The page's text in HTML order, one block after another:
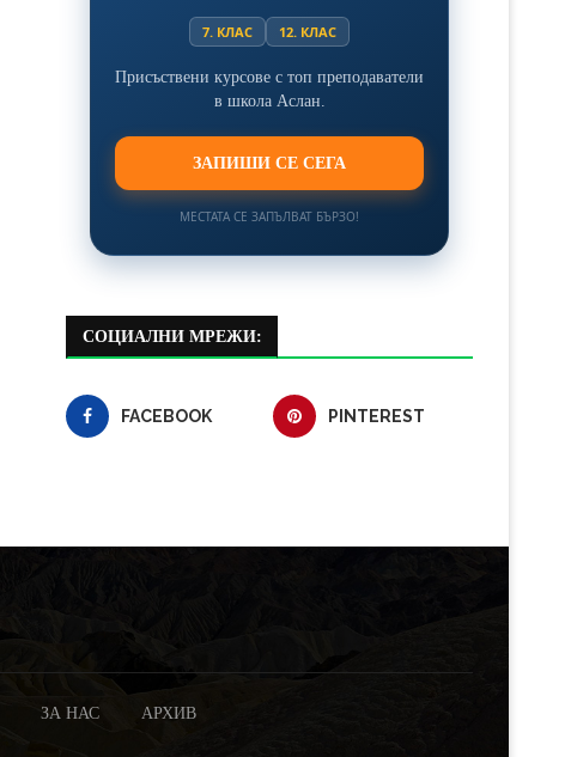
7. КЛАС 12. КЛАС
Присъствени курсове с топ преподаватели
в школа Аслан.
ЗАПИШИ СЕ СЕГА
МЕСТАТА СЕ ЗАПЪЛВАТ БЪРЗО!
СОЦИАЛНИ МРЕЖИ:
FACEBOOK PINTEREST
ЗА НАС АРХИВ